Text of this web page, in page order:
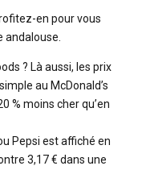
en pour vous
? Là aussi, les prix
au McDonald’s
% moins cher qu’en
Pepsi est affiché en
3,17 € dans une